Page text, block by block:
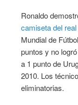
Ronaldo
camiseta del
Mundial de
puntos y no
a 1 punto de
2010. Los
eliminatorias.